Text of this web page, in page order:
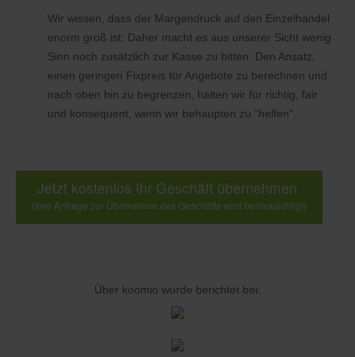
Wir wissen, dass der Margendruck auf den Einzelhandel
enorm groß ist. Daher macht es aus unserer Sicht wenig
Sinn noch zusätzlich zur Kasse zu bitten. Den Ansatz,
einen geringen Fixpreis für Angebote zu berechnen und
nach oben hin zu begrenzen, halten wir für richtig, fair
und konsequent, wenn wir behaupten zu "helfen".
Jetzt kostenlos Ihr Geschäft übernehmen
(Ihre Anfrage zur Übernahme des Geschäfts wird berücksichtigt)
Über koomio wurde berichtet bei: